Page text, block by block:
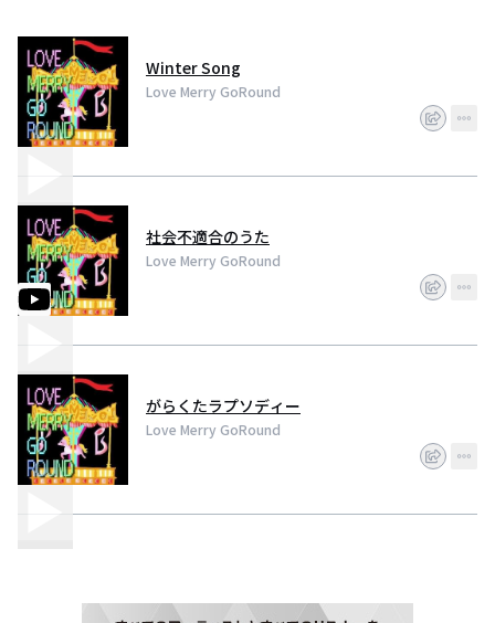
Winter Song
Love Merry GoRound
社会不適合のうた
Love Merry GoRound
がらくたラプソディー
Love Merry GoRound